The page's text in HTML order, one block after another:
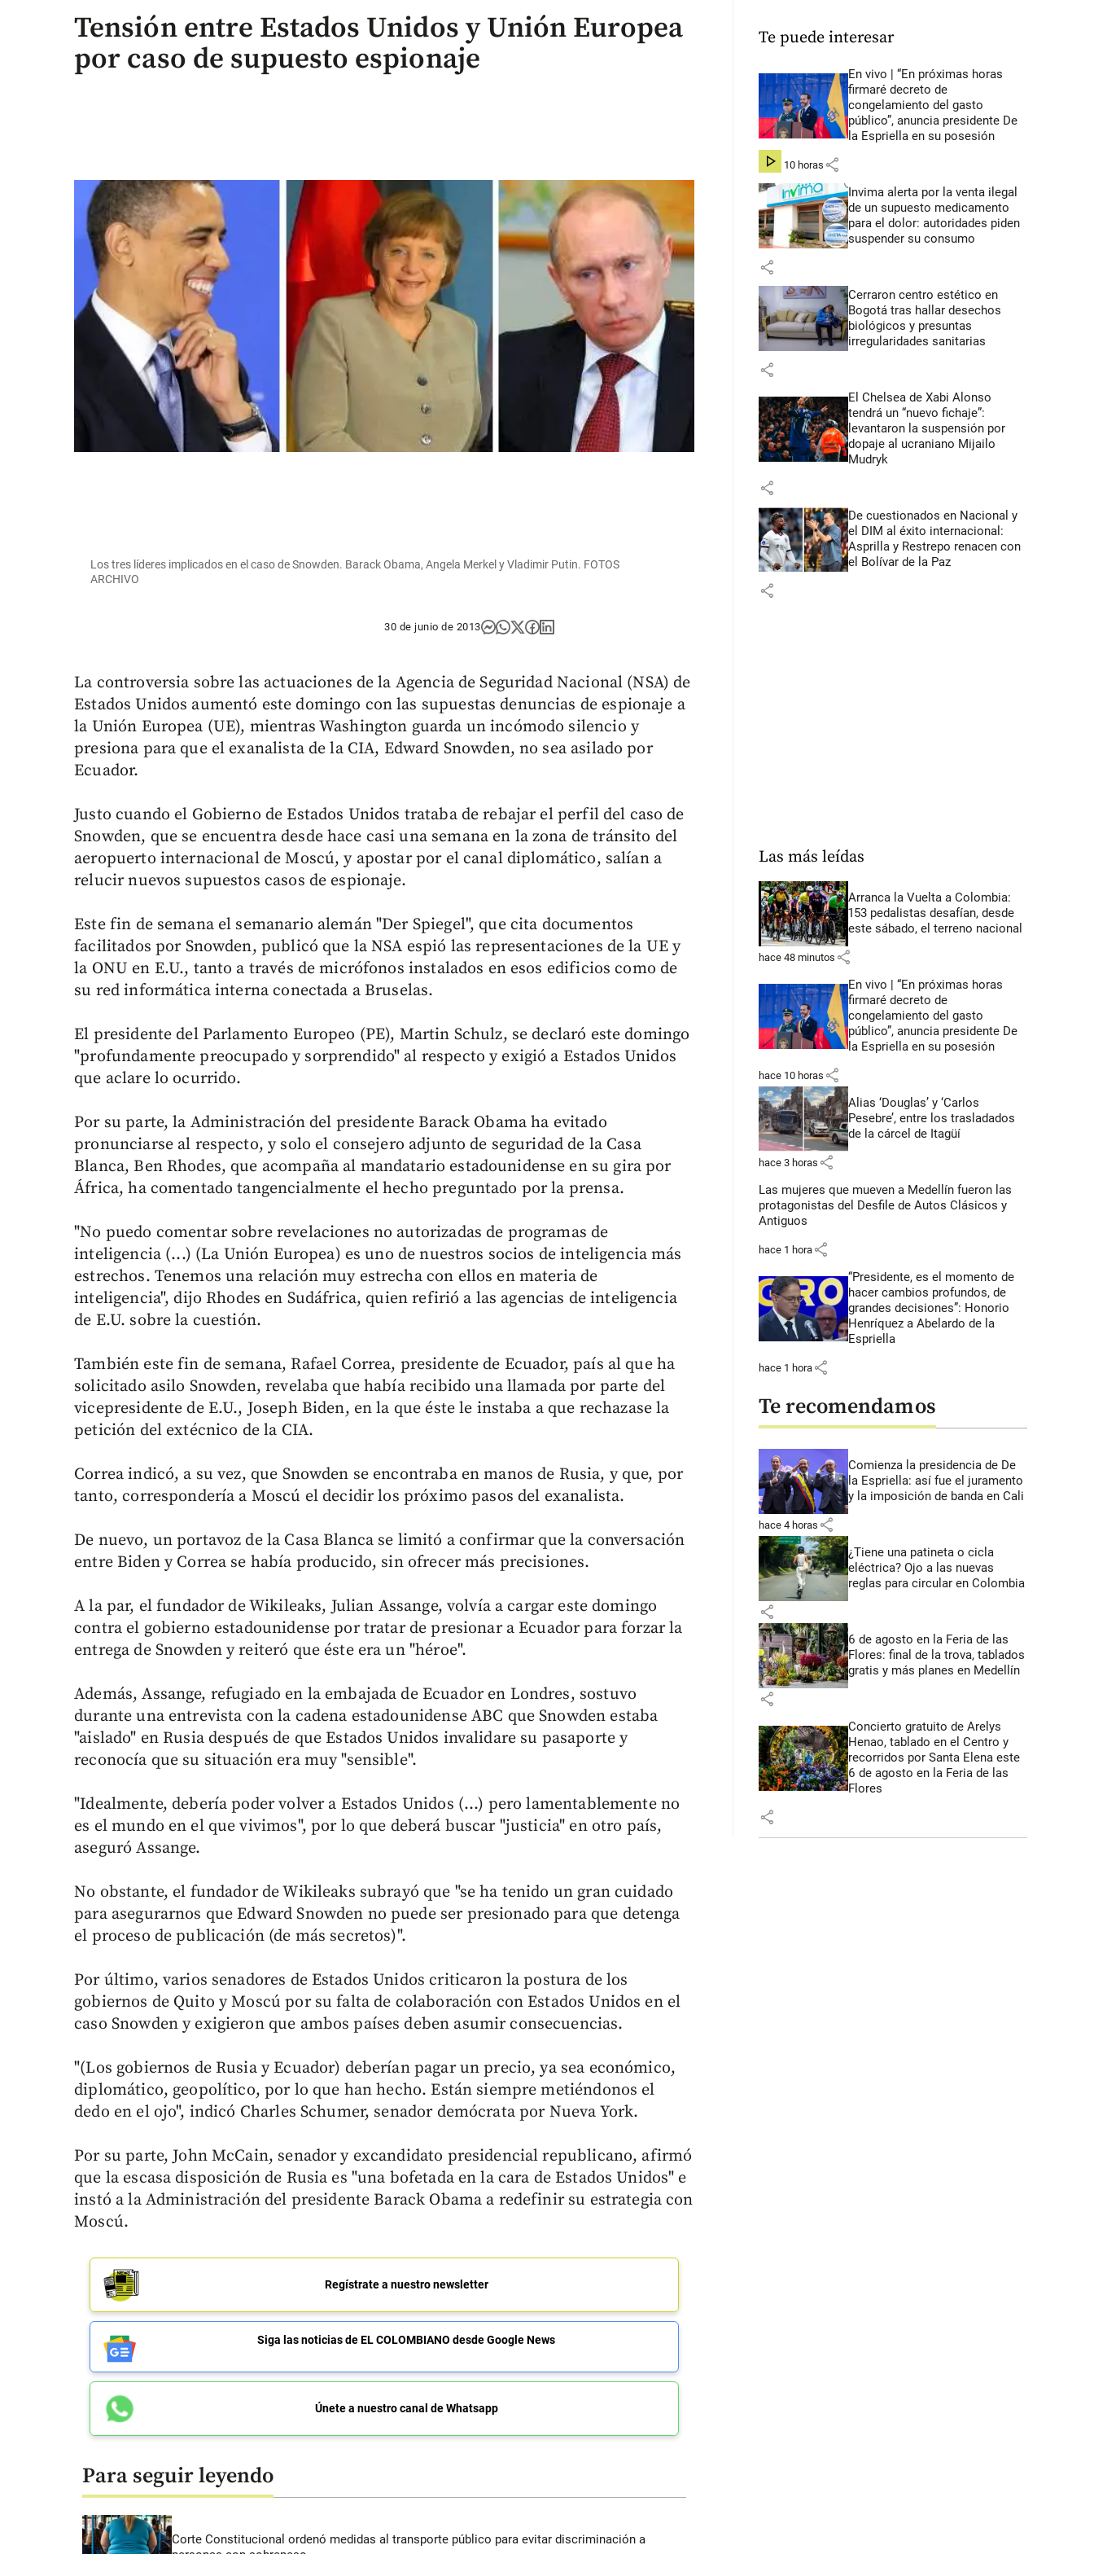
Tensión entre Estados Unidos y Unión Europea
por caso de supuesto espionaje
Los tres líderes implicados en el caso de Snowden. Barack Obama, Angela Merkel y Vladimir Putin. FOTOS
ARCHIVO
30 de junio de 2013
La controversia sobre las actuaciones de la Agencia de Seguridad Nacional (NSA) de
Estados Unidos aumentó este domingo con las supuestas denuncias de espionaje a
la Unión Europea (UE), mientras Washington guarda un incómodo silencio y
presiona para que el exanalista de la CIA, Edward Snowden, no sea asilado por
Ecuador.
Justo cuando el Gobierno de Estados Unidos trataba de rebajar el perfil del caso de
Snowden, que se encuentra desde hace casi una semana en la zona de tránsito del
aeropuerto internacional de Moscú, y apostar por el canal diplomático, salían a
relucir nuevos supuestos casos de espionaje.
Este fin de semana el semanario alemán "Der Spiegel", que cita documentos
facilitados por Snowden, publicó que la NSA espió las representaciones de la UE y
la ONU en E.U., tanto a través de micrófonos instalados en esos edificios como de
su red informática interna conectada a Bruselas.
El presidente del Parlamento Europeo (PE), Martin Schulz, se declaró este domingo
"profundamente preocupado y sorprendido" al respecto y exigió a Estados Unidos
que aclare lo ocurrido.
Por su parte, la Administración del presidente Barack Obama ha evitado
pronunciarse al respecto, y solo el consejero adjunto de seguridad de la Casa
Blanca, Ben Rhodes, que acompaña al mandatario estadounidense en su gira por
África, ha comentado tangencialmente el hecho preguntado por la prensa.
"No puedo comentar sobre revelaciones no autorizadas de programas de
inteligencia (...) (La Unión Europea) es uno de nuestros socios de inteligencia más
estrechos. Tenemos una relación muy estrecha con ellos en materia de
inteligencia", dijo Rhodes en Sudáfrica, quien refirió a las agencias de inteligencia
de E.U. sobre la cuestión.
También este fin de semana, Rafael Correa, presidente de Ecuador, país al que ha
solicitado asilo Snowden, revelaba que había recibido una llamada por parte del
vicepresidente de E.U., Joseph Biden, en la que éste le instaba a que rechazase la
petición del extécnico de la CIA.
Correa indicó, a su vez, que Snowden se encontraba en manos de Rusia, y que, por
tanto, correspondería a Moscú el decidir los próximo pasos del exanalista.
De nuevo, un portavoz de la Casa Blanca se limitó a confirmar que la conversación
entre Biden y Correa se había producido, sin ofrecer más precisiones.
A la par, el fundador de Wikileaks, Julian Assange, volvía a cargar este domingo
contra el gobierno estadounidense por tratar de presionar a Ecuador para forzar la
entrega de Snowden y reiteró que éste era un "héroe".
Además, Assange, refugiado en la embajada de Ecuador en Londres, sostuvo
durante una entrevista con la cadena estadounidense ABC que Snowden estaba
"aislado" en Rusia después de que Estados Unidos invalidare su pasaporte y
reconocía que su situación era muy "sensible".
"Idealmente, debería poder volver a Estados Unidos (...) pero lamentablemente no
es el mundo en el que vivimos", por lo que deberá buscar "justicia" en otro país,
aseguró Assange.
No obstante, el fundador de Wikileaks subrayó que "se ha tenido un gran cuidado
para asegurarnos que Edward Snowden no puede ser presionado para que detenga
el proceso de publicación (de más secretos)".
Por último, varios senadores de Estados Unidos criticaron la postura de los
gobiernos de Quito y Moscú por su falta de colaboración con Estados Unidos en el
caso Snowden y exigieron que ambos países deben asumir consecuencias.
"(Los gobiernos de Rusia y Ecuador) deberían pagar un precio, ya sea económico,
diplomático, geopolítico, por lo que han hecho. Están siempre metiéndonos el
dedo en el ojo", indicó Charles Schumer, senador demócrata por Nueva York.
Por su parte, John McCain, senador y excandidato presidencial republicano, afirmó
que la escasa disposición de Rusia es "una bofetada en la cara de Estados Unidos" e
instó a la Administración del presidente Barack Obama a redefinir su estrategia con
Moscú.
Regístrate a nuestro newsletter
Siga las noticias de EL COLOMBIANO desde Google News
Únete a nuestro canal de Whatsapp
Para seguir leyendo
Corte Constitucional ordenó medidas al transporte público para evitar discriminación a
Te puede interesar
En vivo | “En próximas horas
firmaré decreto de
congelamiento del gasto
público”, anuncia presidente De
la Espriella en su posesión
hace 10 horas share
Invima alerta por la venta ilegal
de un supuesto medicamento
para el dolor: autoridades piden
suspender su consumo
share
Cerraron centro estético en
Bogotá tras hallar desechos
biológicos y presuntas
irregularidades sanitarias
share
El Chelsea de Xabi Alonso
tendrá un “nuevo fichaje”:
levantaron la suspensión por
dopaje al ucraniano Mijailo
Mudryk
share
De cuestionados en Nacional y
el DIM al éxito internacional:
Asprilla y Restrepo renacen con
el Bolívar de la Paz
share
Las más leídas
Arranca la Vuelta a Colombia:
153 pedalistas desafían, desde
este sábado, el terreno nacional
hace 48 minutos share
En vivo | “En próximas horas
firmaré decreto de
congelamiento del gasto
público”, anuncia presidente De
la Espriella en su posesión
hace 10 horas share
Alias ‘Douglas’ y ‘Carlos
Pesebre’, entre los trasladados
de la cárcel de Itagüí
hace 3 horas share
Las mujeres que mueven a Medellín fueron las
protagonistas del Desfile de Autos Clásicos y
Antiguos
hace 1 hora share
“Presidente, es el momento de
hacer cambios profundos, de
grandes decisiones”: Honorio
Henríquez a Abelardo de la
Espriella
hace 1 hora share
Te recomendamos
Comienza la presidencia de De
la Espriella: así fue el juramento
y la imposición de banda en Cali
hace 4 horas share
¿Tiene una patineta o cicla
eléctrica? Ojo a las nuevas
reglas para circular en Colombia
share
6 de agosto en la Feria de las
Flores: final de la trova, tablados
gratis y más planes en Medellín
share
Concierto gratuito de Arelys
Henao, tablado en el Centro y
recorridos por Santa Elena este
6 de agosto en la Feria de las
Flores
share